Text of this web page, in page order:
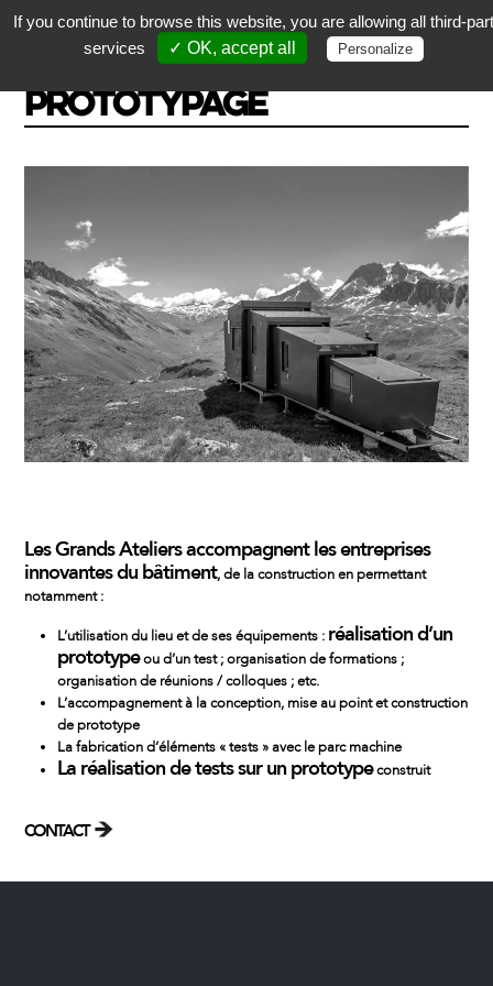
PROTOTYPAGE
Les Grands Ateliers accompagnent lesentreprises
innovantes du bâtiment, de la construction en permettant
notamment :
L’utilisation du lieu et de ses équipements : réalisation d’un
prototypeou d’un test ;organisation de formations;
organisation de réunions/colloques; etc.
L’accompagnement à la conception, mise au point etconstruction
de prototype
La fabrication d’éléments « tests » avec le parc machine
La réalisation detests sur un prototypeconstruit
CONTACT
If you continue to browse this website, you are allowing all third-
services
✓ OK, accept all Personalize